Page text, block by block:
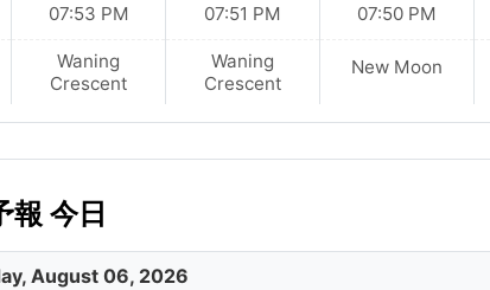
07:53 PM
Waning
Crescent
07:51 PM
Waning
Crescent
07:50 PM
New Moon
今日
August 06, 2026